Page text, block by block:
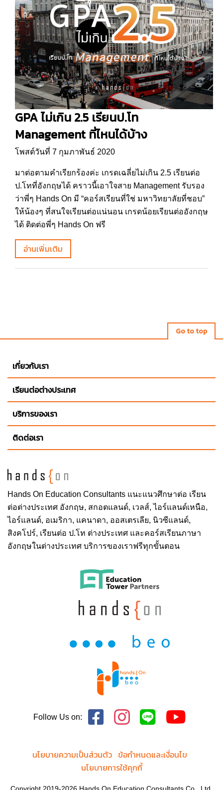
GPA ไม่เกิน 2.5 เรียนป.โท
Management ที่ไหนได้บ้าง
โพสต์วันที่ 7 กุมภาพันธ์ 2020
มาต่อตามคำเรียกร้องค่ะ เกรดเฉลี่ยไม่เกิน 2.5 เรียนต่อ
ป.โทที่อังกฤษได้ คราวนี้เอาใจสาย Management รับรอง
ว่าพี่ๆ Hands On มี “คอร์สเรียนที่ใช่ มหาวิทยาลัยที่ชอบ”
ให้น้องๆ ที่สนใจเรียนต่อแน่นอน เกรดน้อยเรียนต่ออังกฤษ
ได้ ติดต่อพี่ๆ Hands On ฟรี
อ่านเพิ่มเติม
Go to top
Hands On Education Consultants แนะแนวศึกษาต่อ เรียน
ต่อต่างประเทศ อังกฤษ, สกอตแลนด์, เวลส์, ไอร์แลนด์เหนือ,
ไอร์แลนด์, อเมริกา, แคนาดา, ออสเตรเลีย, นิวซีแลนด์,
สิงคโปร์, เรียนต่อ ป.โท ต่างประเทศ และคอร์สเรียนภาษา
อังกฤษในต่างประเทศ บริการของเราฟรีทุกขั้นตอน
เกี่ยวกับเรา
เรียนต่อต่างประเทศ
บริการของเรา
ติดต่อเรา
Follow Us on:
นโยบายความเป็นส่วนตัว ข้อกำหนดและเงื่อนไข
นโยบายการใช้คุกกี้
Copyright 2019-2026 Hands On Education Consultants Co., Ltd.